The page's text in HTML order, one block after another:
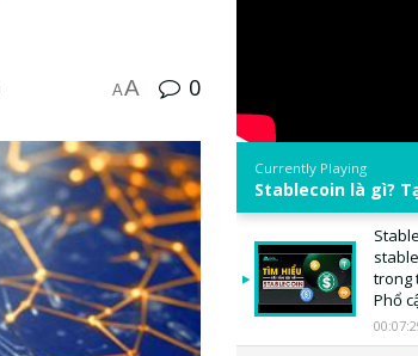
AA 0
Currently Playing
trong
Phổ